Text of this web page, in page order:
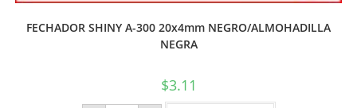
FECHADOR SHINY A-300 20x4mm NEGRO/ALMOHADILLA
NEGRA
$3.11